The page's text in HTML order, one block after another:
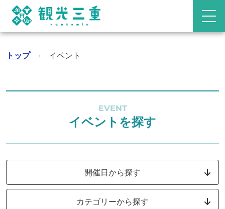
トップ › イベント
EVENT
イベントを探す
開催日から探す
カテゴリーから探す